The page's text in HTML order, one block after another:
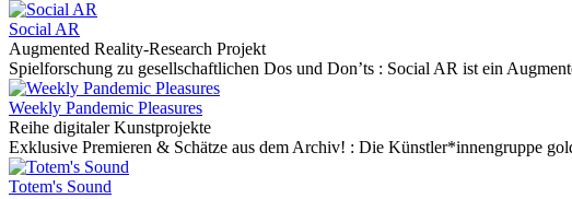
Social AR
Augmented Reality-Research Projekt
Spielforschung zu gesellschaftlichen Dos und Don’ts : Social AR ist ein
Weekly Pandemic Pleasures
Reihe digitaler Kunstprojekte
Exklusive Premieren & Schätze aus dem Archiv! : Die Künstler*innengruppe
Totem's Sound